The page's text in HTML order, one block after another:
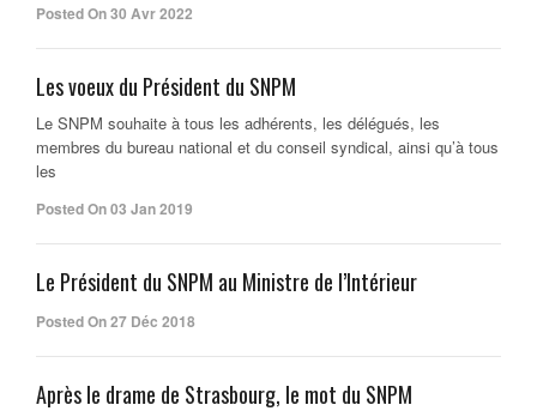
Posted On 30 Avr 2022
Les voeux du Président du SNPM
Le SNPM souhaite à tous les adhérents, les délégués, les
membres du bureau national et du conseil syndical, ainsi qu’à tous
les
Posted On 03 Jan 2019
Le Président du SNPM au Ministre de l’Intérieur
Posted On 27 Déc 2018
Après le drame de Strasbourg, le mot du SNPM